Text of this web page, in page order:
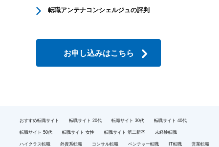
転職アンテナコンシェルジュの評判
お申し込みはこちら
おすすめ転職サイト 転職サイト 20代 転職サイト 30代 転職サイト 40代
転職サイト 50代 転職サイト 女性 転職サイト 第二新卒 未経験転職
ハイクラス転職 外資系転職 コンサル転職 ベンチャー転職 IT転職 営業転職